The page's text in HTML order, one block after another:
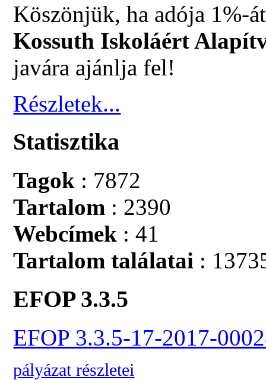
Köszönjük, ha adója 1%-
Kossuth Iskoláért
javára ajánlja fel!
Részletek...
Statisztika
Tagok : 7872
Tartalom : 2390
Webcímek : 41
Tartalom találatai :
EFOP 3.3.5
EFOP 3.3.5-17-2017-
pályázat részletei